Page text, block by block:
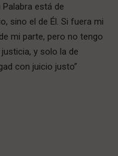
está de
sino el de Él. Si fuera mi
mi parte, pero no tengo
y solo la de
con juicio justo”